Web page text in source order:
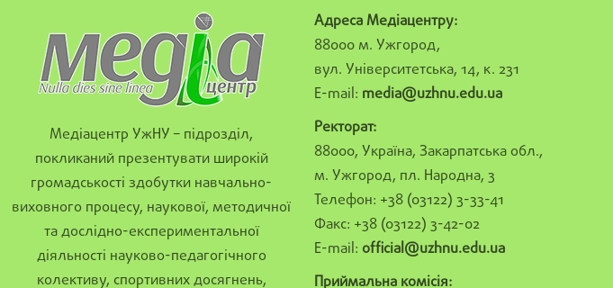
Медіацентр УжНУ – підрозділ,
покликаний презентувати широкій
громадськості здобутки навчально-
виховного процесу, наукової, методичної
та дослідно-експериментальної
діяльності науково-педагогічного
колективу, спортивних досягнень,
Адреса Медіацентру:
88000 м. Ужгород,
вул. Університетська, 14, к. 231
E-mail: media@uzhnu.edu.ua
Ректорат:
88000, Україна, Закарпатська обл.,
м. Ужгород, пл. Народна, 3
Телефон: +38 (03122) 3-33-41
Факс: +38 (03122) 3-42-02
E-mail: official@uzhnu.edu.ua
Приймальна комісія: